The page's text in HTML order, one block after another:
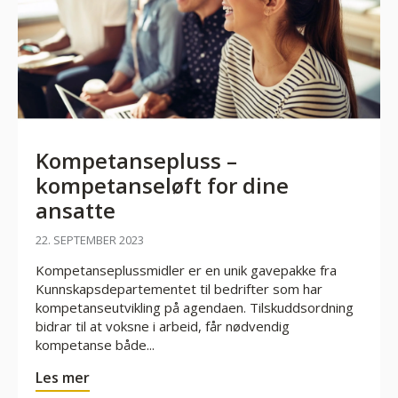
Kompetansepluss –
kompetanseløft for dine
ansatte
22. SEPTEMBER 2023
Kompetanseplussmidler er en unik gavepakke fra
Kunnskapsdepartementet til bedrifter som har
kompetanseutvikling på agendaen. Tilskuddsordning
bidrar til at voksne i arbeid, får nødvendig
kompetanse både...
Les mer